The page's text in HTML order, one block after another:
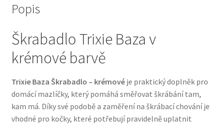
Škrabadla pro kočky
Veterinární dieta pro kočky
Vše pro psy — Krmivo, doplňky, vybavení
Boudy a výběhy
Bozita pro psy — Švédské krmivo s nordickou kvalitou
Popis
Škrabadlo Trixie Baza v
krémové barvě
Trixie Baza Škrabadlo – krémovéje praktický doplněk pro
domácí mazlíčky, který pomáhá směřovat škrábání tam,
kam má. Díky své podobě a zaměření na škrábací chování je
vhodné pro kočky, které potřebují pravidelně uplatnit